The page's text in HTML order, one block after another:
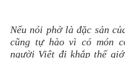
Nếu nói phở là đặc sản
cũng tự hào vì có món
người Việt đi khắp thế